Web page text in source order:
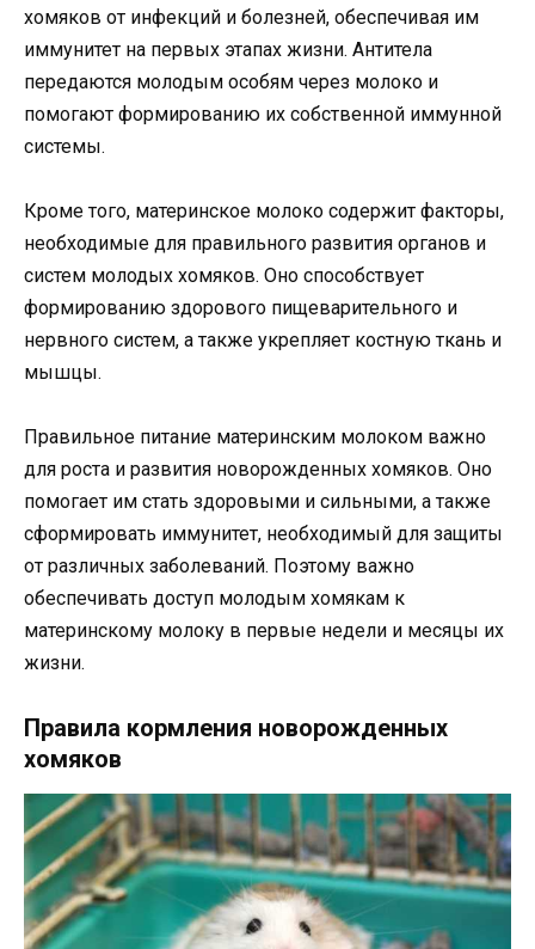
хомяков от инфекций и болезней, обеспечивая им
иммунитет на первых этапах жизни. Антитела
передаются молодым особям через молоко и
помогают формированию их собственной иммунной
системы.
Кроме того, материнское молоко содержит факторы,
необходимые для правильного развития органов и
систем молодых хомяков. Оно способствует
формированию здорового пищеварительного и
нервного систем, а также укрепляет костную ткань и
мышцы.
Правильное питание материнским молоком важно
для роста и развития новорожденных хомяков. Оно
помогает им стать здоровыми и сильными, а также
сформировать иммунитет, необходимый для защиты
от различных заболеваний. Поэтому важно
обеспечивать доступ молодым хомякам к
материнскому молоку в первые недели и месяцы их
жизни.
Правила кормления новорожденных
хомяков